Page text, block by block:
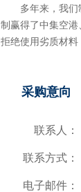
多年来，我们制
制赢得了中集空
拒绝使用劣质材料
采购意向
联系人：
联系方式：
电子邮件：